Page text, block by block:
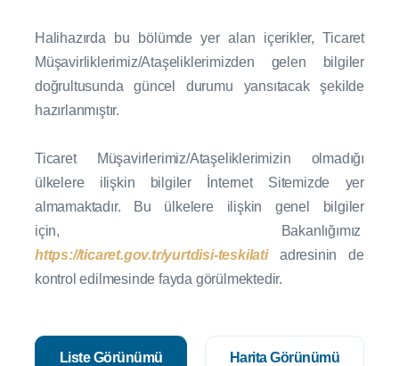
Halihazırda bu bölümde yer alan içerikler, Ticaret
Müşavirliklerimiz/Ataşeliklerimizden gelen bilgiler
doğrultusunda güncel durumu yansıtacak şekilde
hazırlanmıştır.
Ticaret Müşavirlerimiz/Ataşeliklerimizin olmadığı
ülkelere ilişkin bilgiler İnternet Sitemizde yer
almamaktadır. Bu ülkelere ilişkin genel bilgiler
için,
Bakanlığımız
https://ticaret.gov.tr/yurtdisi-teskilati
adresinin de
kontrol edilmesinde fayda görülmektedir.
Liste Görünümü Harita Görünümü